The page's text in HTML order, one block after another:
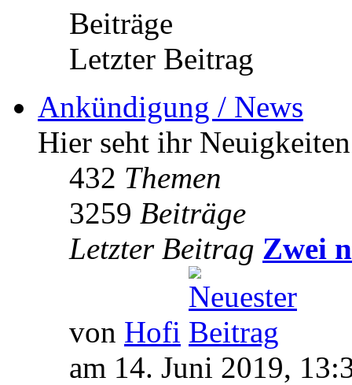
Beiträge
Letzter Beitrag
Ankündigung / News
Hier seht ihr
432 Themen
3259 Beiträge
Letzter Beitrag Zwei
von Hofi
am 14. Juni 2019,